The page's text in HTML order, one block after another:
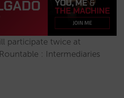
participate twice at
: Intermediaries